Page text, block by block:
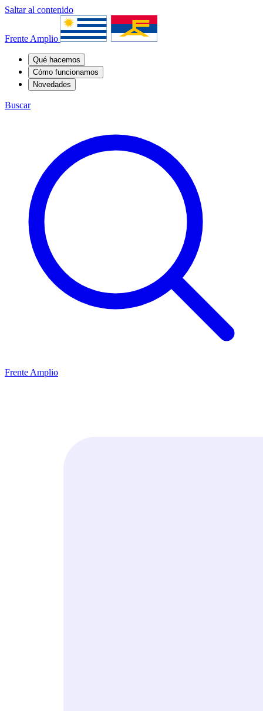
Saltar al contenido
Frente Amplio
Qué hacemos
Cómo funcionamos
Novedades
Buscar
Frente Amplio